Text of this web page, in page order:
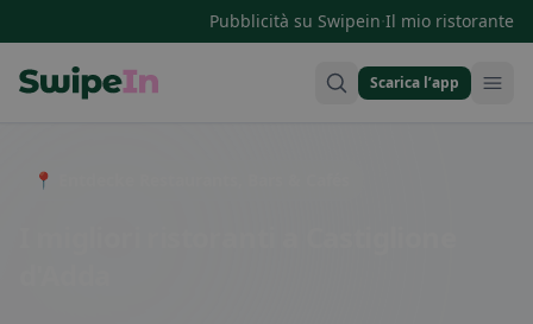
Pubblicità su Swipein·Il mio ristorante
Scarica l’app
📍 Entdecke Restaurants, Bars & Cafés